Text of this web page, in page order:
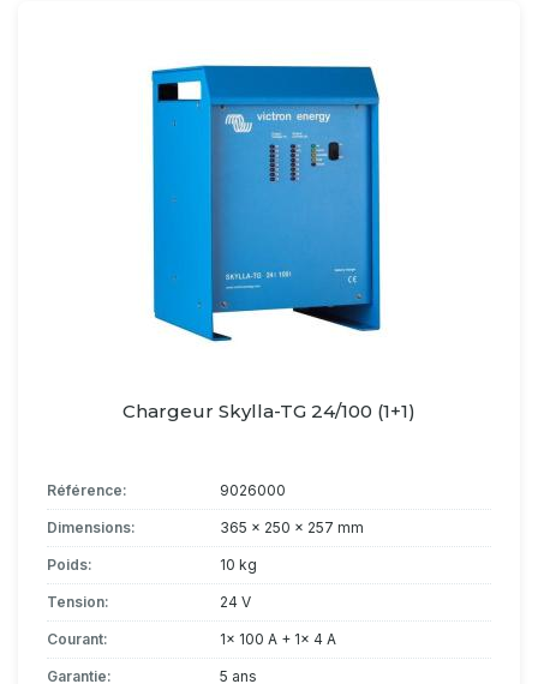
Chargeur Skylla-TG 24/100 (1+1)
Référence: 9026000
Dimensions: 365 x 250 x 257 mm
Poids: 10 kg
Tension: 24 V
Courant: 1x 100 A + 1x 4 A
Garantie: 5 ans